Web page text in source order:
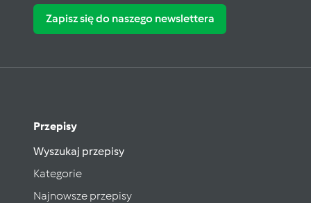
Zapisz się do naszego newslettera
Przepisy
Wyszukaj przepisy
Kategorie
Najnowsze przepisy